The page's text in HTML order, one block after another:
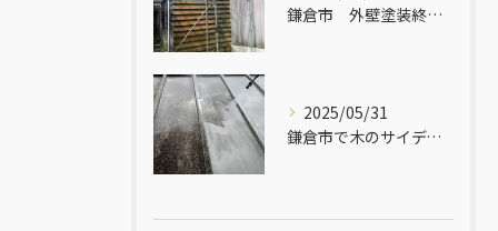
鎌倉市 外壁塗装終了しました！
2025/05/31
鎌倉市で木のサイディングの平屋建ての塗り替えが始まりました！